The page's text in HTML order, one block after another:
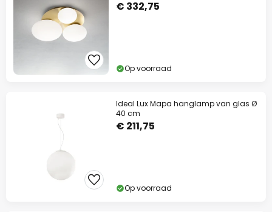
€ 332,75
Op voorraad
Ideal Lux Mapa hanglamp van glas Ø
40 cm
€ 211,75
Op voorraad